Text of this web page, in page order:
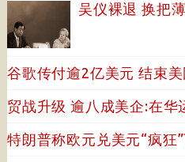
吴仪裸退 换把
谷歌传付逾2亿美元 结束
贸战升级 逾八成美企:在华
特朗普称欧元兑美元“疯狂